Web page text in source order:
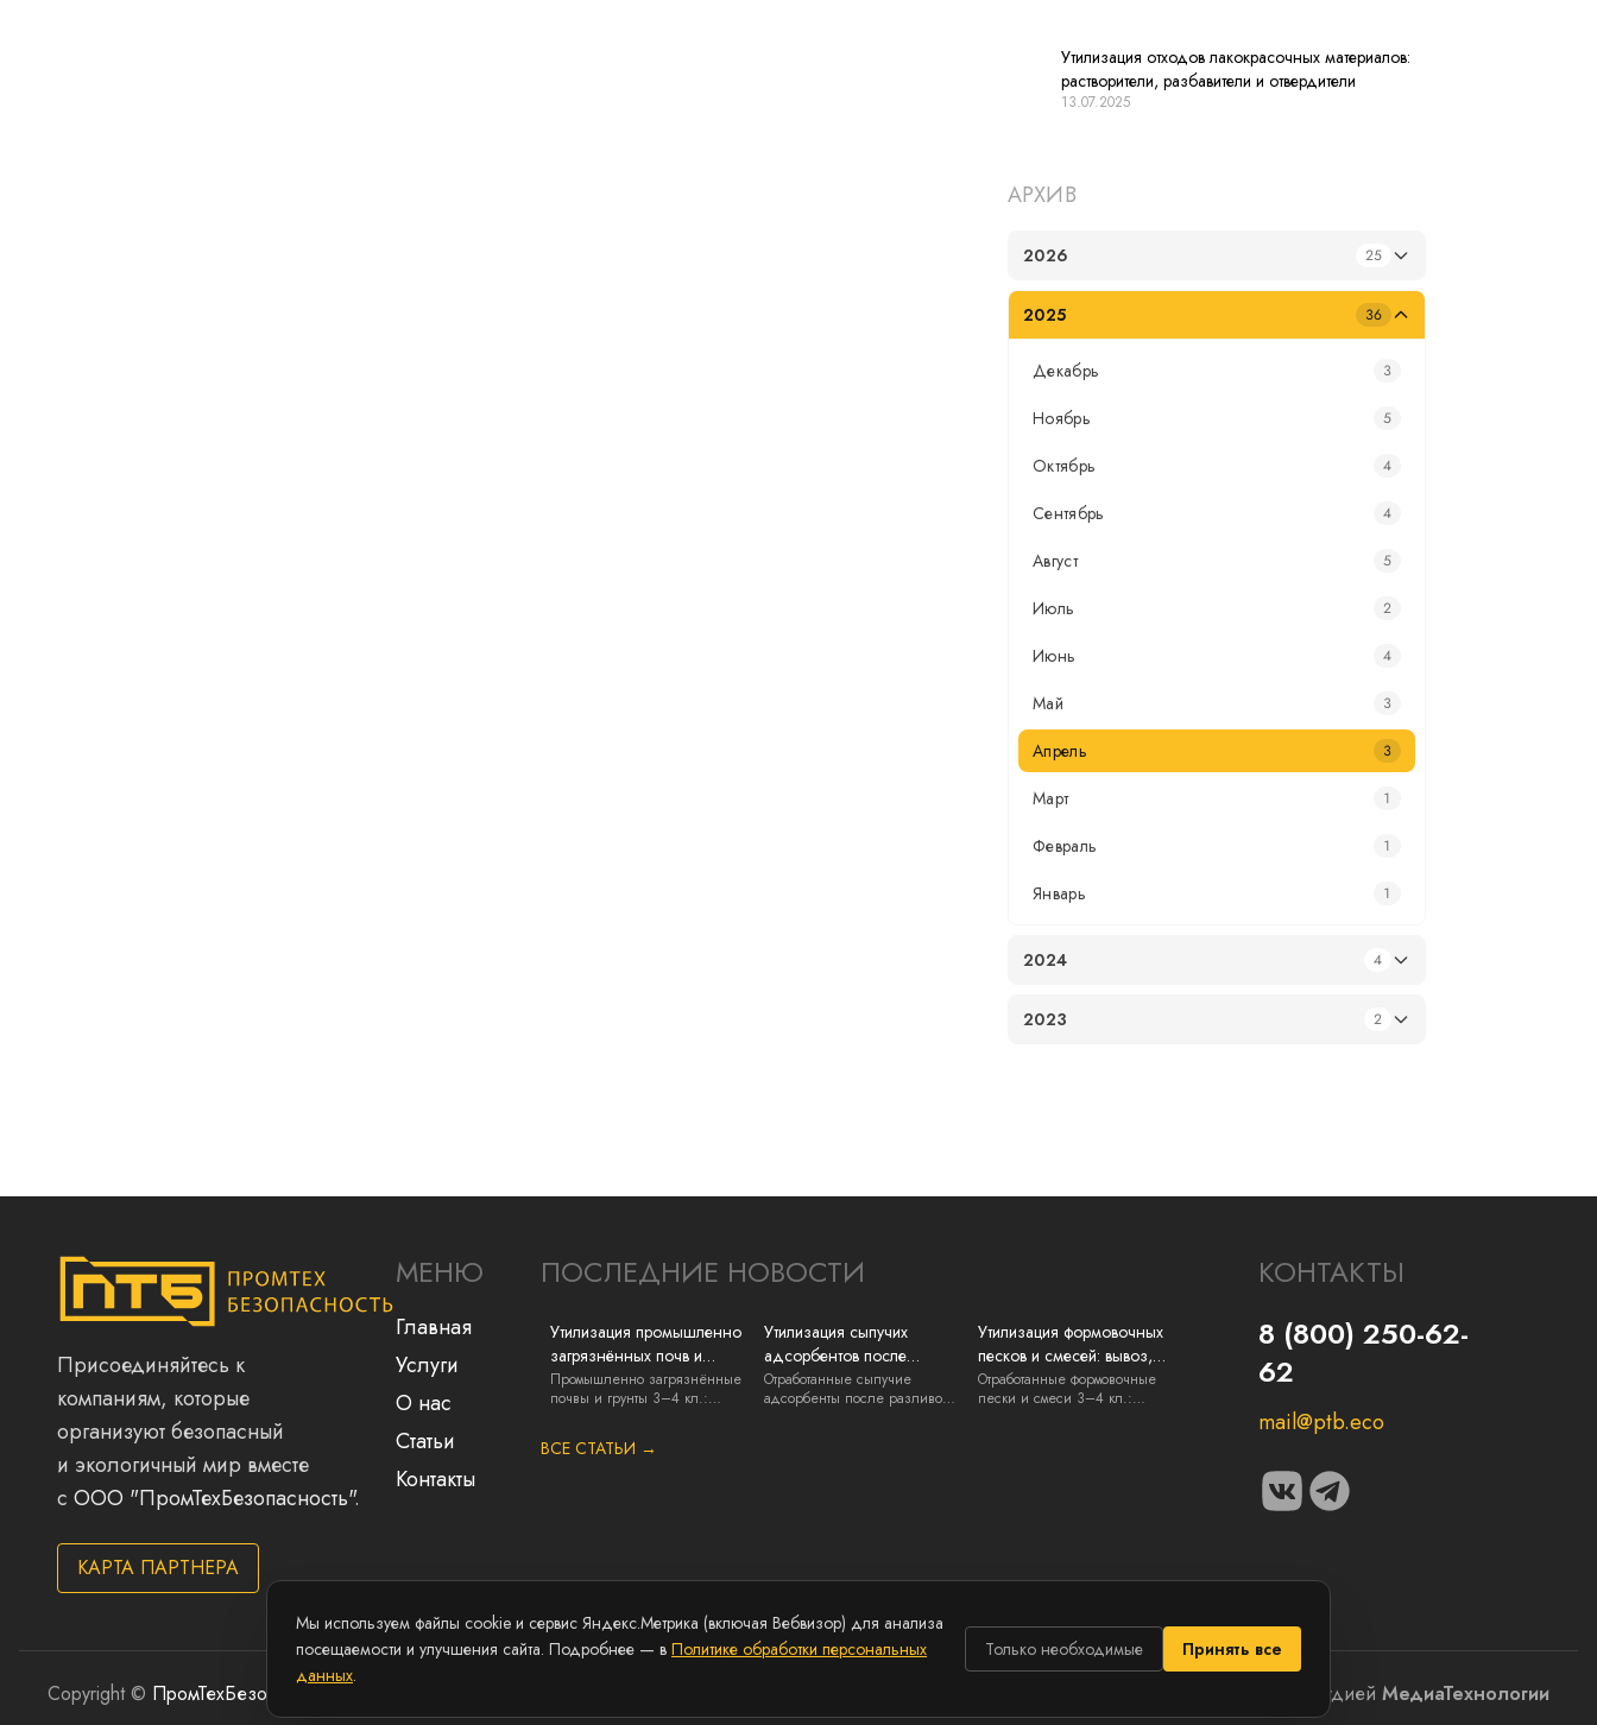
Утилизация отходов лакокрасочных материалов:
растворители, разбавители и отвердители
13.07.2025
АРХИВ
2026 25
2025 36
Декабрь 3
Ноябрь 5
Октябрь 4
Сентябрь 4
Август 5
Июль 2
Июнь 4
Май 3
Апрель 3
Март 1
Февраль 1
Январь 1
2024 4
2023 2
Присоединяйтесь к
компаниям, которые
организуют безопасный
и экологичный мир вместе
с ООО "ПромТехБезопасность".
КАРТА ПАРТНЕРА
МЕНЮ
Главная
Услуги
О нас
Статьи
Контакты
ПОСЛЕДНИЕ НОВОСТИ
Утилизация промышленно
загрязнённых почв и
грунтов: нефть, ГСМ, химия
Промышленно загрязнённые
почвы и грунты 3–4 кл.:
Утилизация сыпучих
адсорбентов после
разливов ГСМ и химии:
вывоз и документы
Отработанные сыпучие
адсорбенты после разливов
Утилизация формовочных
песков и смесей: вывоз,
регенерация и документы
Отработанные формовочные
пески и смеси 3–4 кл.:
ВСЕ СТАТЬИ →
КОНТАКТЫ
8 (800) 250-62-
62
mail@ptb.eco
Copyright © ПромТехБезопасность Сайт разработан студией МедиаТехнологии
Мы используем файлы cookie и сервис Яндекс.Метрика (включая Вебвизор) для анализа
посещаемости и улучшения сайта. Подробнее — в Политике обработки персональных
данных.
Только необходимые Принять все